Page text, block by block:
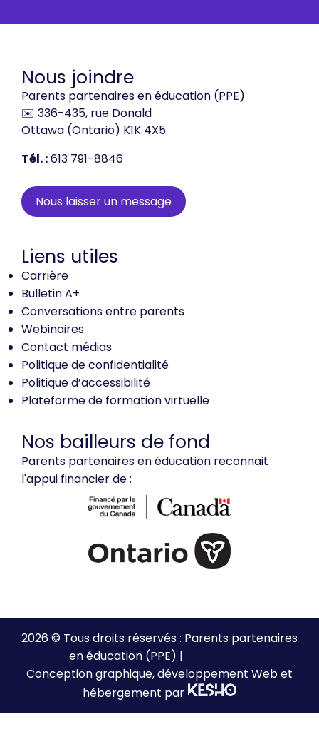
Nous joindre
Parents partenaires en éducation (PPE)
✉️ 336-435, rue Donald
Ottawa (Ontario) K1K 4X5
Tél. :613 791-8846
Nous laisser un message
Liens utiles
Carrière
Bulletin A+
Conversations entre parents
Webinaires
Contact médias
Politique de confidentialité
Politique d’accessibilité
Plateforme de formation virtuelle
Nos bailleurs de fond
Parents partenaires en éducation reconnait
l'appui financier de :
2026 © Tous droits réservés : Parents partenaires
en éducation (PPE) |
Conception graphique, développement Web et
hébergement par